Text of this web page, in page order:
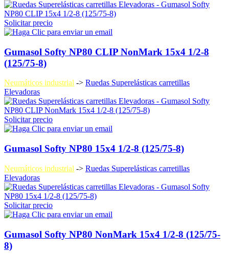
Solicitar precio
Gumasol Softy NP80 CLIP NonMark 15x4 1/2-8
(125/75-8)
Neumáticos industrial -> Ruedas Superelásticas carretillas
Elevadoras
Solicitar precio
Gumasol Softy NP80 15x4 1/2-8 (125/75-8)
Neumáticos industrial -> Ruedas Superelásticas carretillas
Elevadoras
Solicitar precio
Gumasol Softy NP80 NonMark 15x4 1/2-8 (125/75-
8)